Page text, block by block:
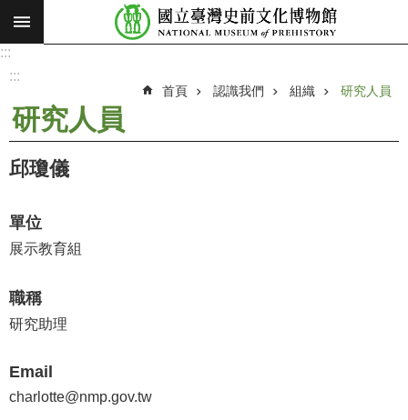
跳到主要內容區塊
搜
願
使
最
新
息
展
覽
:::
:::
首頁 認識我們 組織 研究人員
研究人員
邱瓊儀
單位
展示教育組
職稱
研究助理
Email
charlotte@nmp.gov.tw